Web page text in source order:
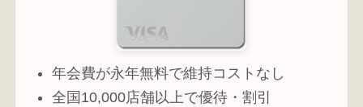
年会費が永年無料で維持コストなし
全国10,000店舗以上で優待・割引